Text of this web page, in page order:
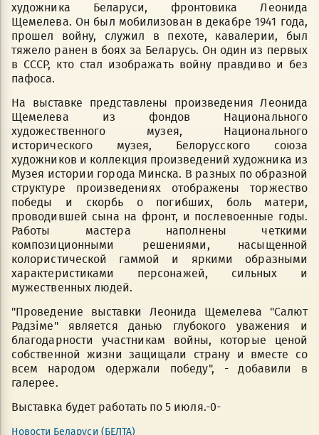
художника Беларуси, фронтовика Леонида
Щемелева. Он был мобилизован в декабре 1941 года,
прошел войну, служил в пехоте, кавалерии, был
тяжело ранен в боях за Беларусь. Он один из первых
в СССР, кто стал изображать войну правдиво и без
пафоса.
На выставке представлены произведения Леонида
Щемелева из фондов Национального
художественного музея, Национального
исторического музея, Белорусского союза
художников и коллекция произведений художника из
Музея истории города Минска. В разных по образной
структуре произведениях отображены торжество
победы и скорбь о погибших, боль матери,
проводившей сына на фронт, и послевоенные годы.
Работы мастера наполнены четкими
композиционными решениями, насыщенной
колористической гаммой и яркими образными
характеристиками персонажей, сильных и
мужественных людей.
"Проведение выставки Леонида Щемелева "Салют
Радзіме" является данью глубокого уважения и
благодарности участникам войны, которые ценой
собственной жизни защищали страну и вместе со
всем народом одержали победу", - добавили в
галерее.
Выставка будет работать по 5 июля.-0-
Новости Беларуси (БЕЛТА)